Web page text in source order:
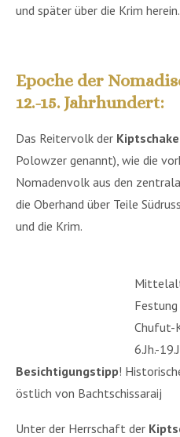
und später über die Krim herein.
Epoche der
12.-15. Jahrhundert:
Das Reitervolk der
Polowzer genannt), wie die
Nomadenvolk aus den
die Oberhand über Teile
und die Krim.
Festung
Chufut-
6.Jh.-
Besichtigungstipp!
östlich von Bachtschissaraij
Unter der Herrschaft der